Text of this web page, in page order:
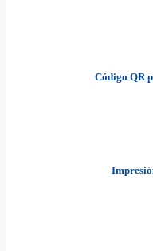
Código QR